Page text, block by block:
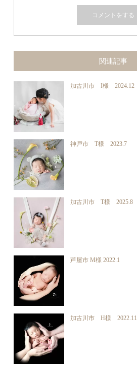
関連記事
加古川市 I様 2024.12
神戸市 T様 2023.7
加古川市 T様 2025.8
芦屋市 M様 2022.1
加古川市 H様 2022.11